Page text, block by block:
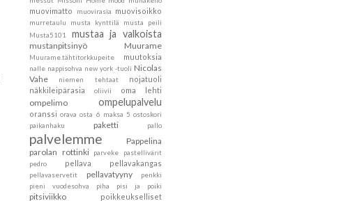
muovimatto muovirasia muovisoikko
murretaulu musta kynttilä
musta peili
Musta5101
mustaa ja valkoista
mustanpitsinyö Muurame
Muurame.tähtitorkkupeite muutoksia
nalle nappisohva new york -tuoli Nicolas
Vahe
niemen tehtaat
nojatuoli
näkkileipärasia
oliivii oma lehti
ompelimo ompelupalvelu
oranssi orava osta 6 maksa 5 ostoskori
paikanhaku
paketti pallo
palvelemme
Pappelina
parolan rottinki
parveke
pastellivärit
pedro
pellava pellavakangas
pellavaservetit pellavatyyny
penkki
pieni vuodesohva
piha pisi ja poiki
pitsiviikko
poikkeukselliset